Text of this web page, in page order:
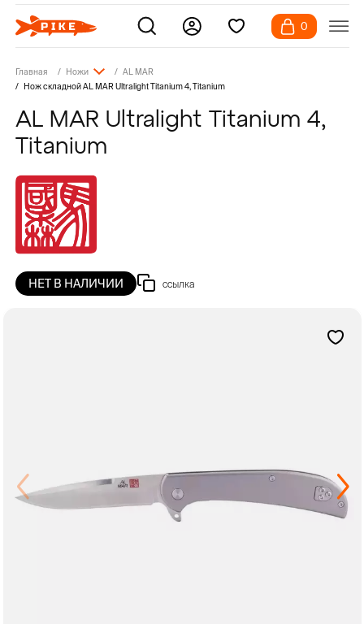
0
Главная Ножи
AL MAR
Нож складной AL MAR Ultralight Titanium 4, Titanium
AL MAR Ultralight Titanium 4,
Titanium
НЕТ В НАЛИЧИИ ссылка